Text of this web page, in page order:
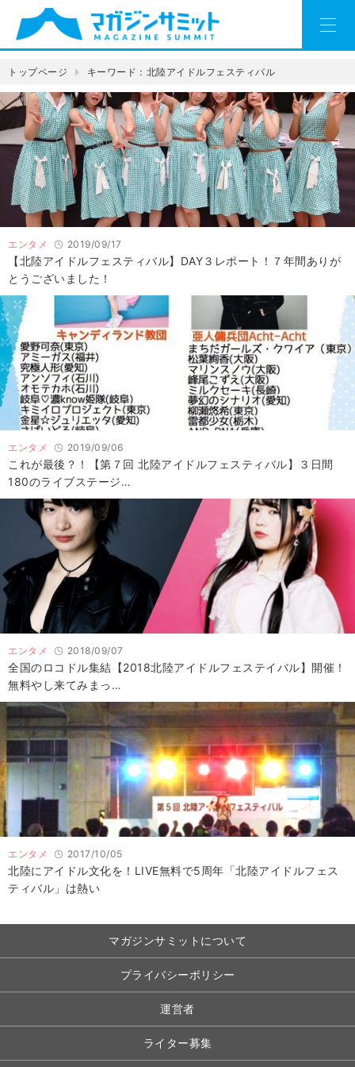
トップページ キーワード：北陸アイドルフェスティバル
エンタメ 2019/09/17
【北陸アイドルフェスティバル】DAY３レポート！７年間ありが
とうございました！
エンタメ 2019/09/06
これが最後？！【第７回 北陸アイドルフェスティバル】３日間
180のライブステージ…
エンタメ 2018/09/07
全国のロコドル集結【2018北陸アイドルフェステイバル】開催！
無料やし来てみまっ…
エンタメ 2017/10/05
北陸にアイドル文化を！LIVE無料で5周年「北陸アイドルフェス
ティバル」は熱い
マガジンサミットについて
プライバシーポリシー
運営者
ライター募集